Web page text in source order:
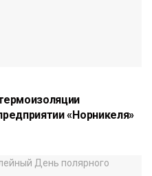
«Норникеля»